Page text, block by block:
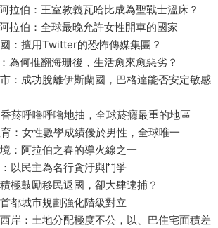
拉伯：王室教義瓦哈比成為聖戰士溫床？
拉伯：全球最晚允許女性開車的國家
：擅用Twitter的恐怖傳媒集團？
為何推翻海珊後，生活愈來愈惡劣？
：成功脫離伊斯蘭國，巴格達能否安定敏感
菸呼嚕呼嚕地抽，全球菸癮最重的地區
：女性數學成績優於男性，全球唯一
：阿拉伯之春的導火線之一
以民主為名行貪汙與鬥爭
極鼓勵移民返國，卻大肆逮捕？
都城市規劃強化階級對立
岸：土地分配極度不公，以、巴住宅面積差